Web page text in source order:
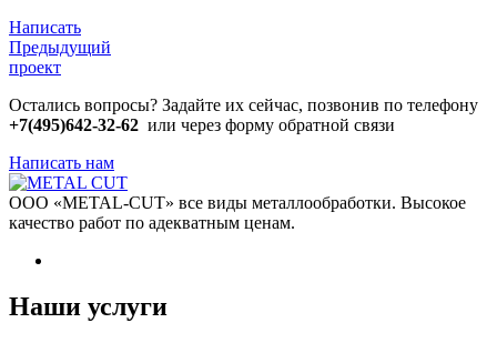
Написать
Предыдущий
проект
Остались вопросы? Задайте их сейчас, позвонив по телефону
+7(495)642-32-62 или через форму обратной связи
Написать нам
ООО «METAL-CUT» все виды металлообработки. Высокое
качество работ по адекватным ценам.
Наши услуги